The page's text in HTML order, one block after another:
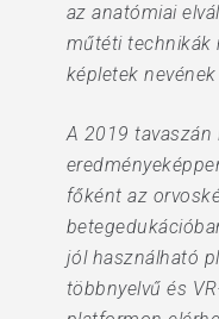
az anatómiai
műtéti technikák
képletek
A 2019
főként az
jól használható
többnyelvű és